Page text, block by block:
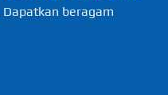
Dapatkan beragam